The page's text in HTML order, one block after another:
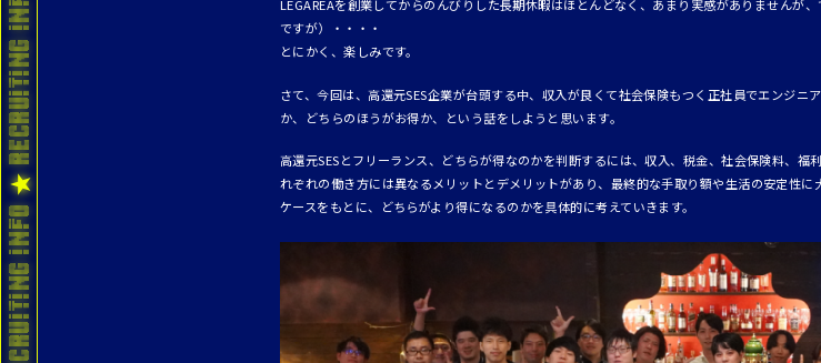
LEGAREAを創業してからのんびりした長期休暇はほとんどなく、あまり実感がありませんが
ですが）・・・・
とにかく、楽しみです。
さて、今回は、高還元SES企業が台頭する中、収入が良くて社会保険もつく正社員でエンジ
か、どちらのほうがお得か、という話をしようと思います。
高還元SESとフリーランス、どちらが得なのかを判断するには、収入、税金、社会保険料、
れぞれの働き方には異なるメリットとデメリットがあり、最終的な手取り額や生活の安定性
ケースをもとに、どちらがより得になるのかを具体的に考えていきます。